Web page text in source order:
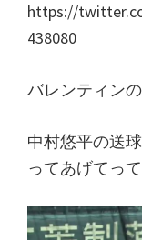
https://
438080
バレンティン
中村悠平の送
ってあげてっ